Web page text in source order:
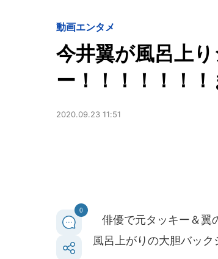
動画エンタメ
今井翼が風呂上
ー！！！！！！
2020.09.23 11:51
0
俳優で元タッキー＆翼
風呂上がりの大胆バック